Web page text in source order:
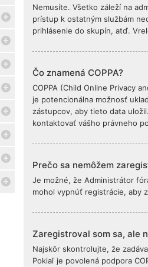
Nemusíte. Všetko záleží na
prístup k ostatným službám
prihlásenie do skupín, atď.
Čo znamená COPPA?
COPPA (Child Online Privacy
je potencionálna možnosť
zástupcov, aby tieto data
kontaktovať vášho právneho
Prečo sa nemôžem
Je možné, že Administrátor
mohol vypnúť registrácie, aby
Zaregistroval som sa, ale
Najskôr skontrolujte, že
Pokiaľ je povolená podpora